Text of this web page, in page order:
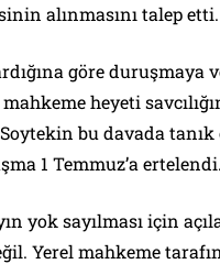
alınmasını talep etti.
göre duruşmaya
heyeti
bu davada
1 Temmuz’a ertelendi.
yok sayılması için
Yerel mahkeme